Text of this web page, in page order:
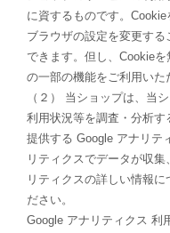
に資するものです。
ブラウザの設定を変更す
できます。但し、Cookie
の一部の機能をご利用いた
（２） 当ショップは、当
利用状況等を調査・分析
提供する Google アナリテ
リティクスでデータが収
リティクスの詳しい情報
ださい。
Google アナリティクス 利